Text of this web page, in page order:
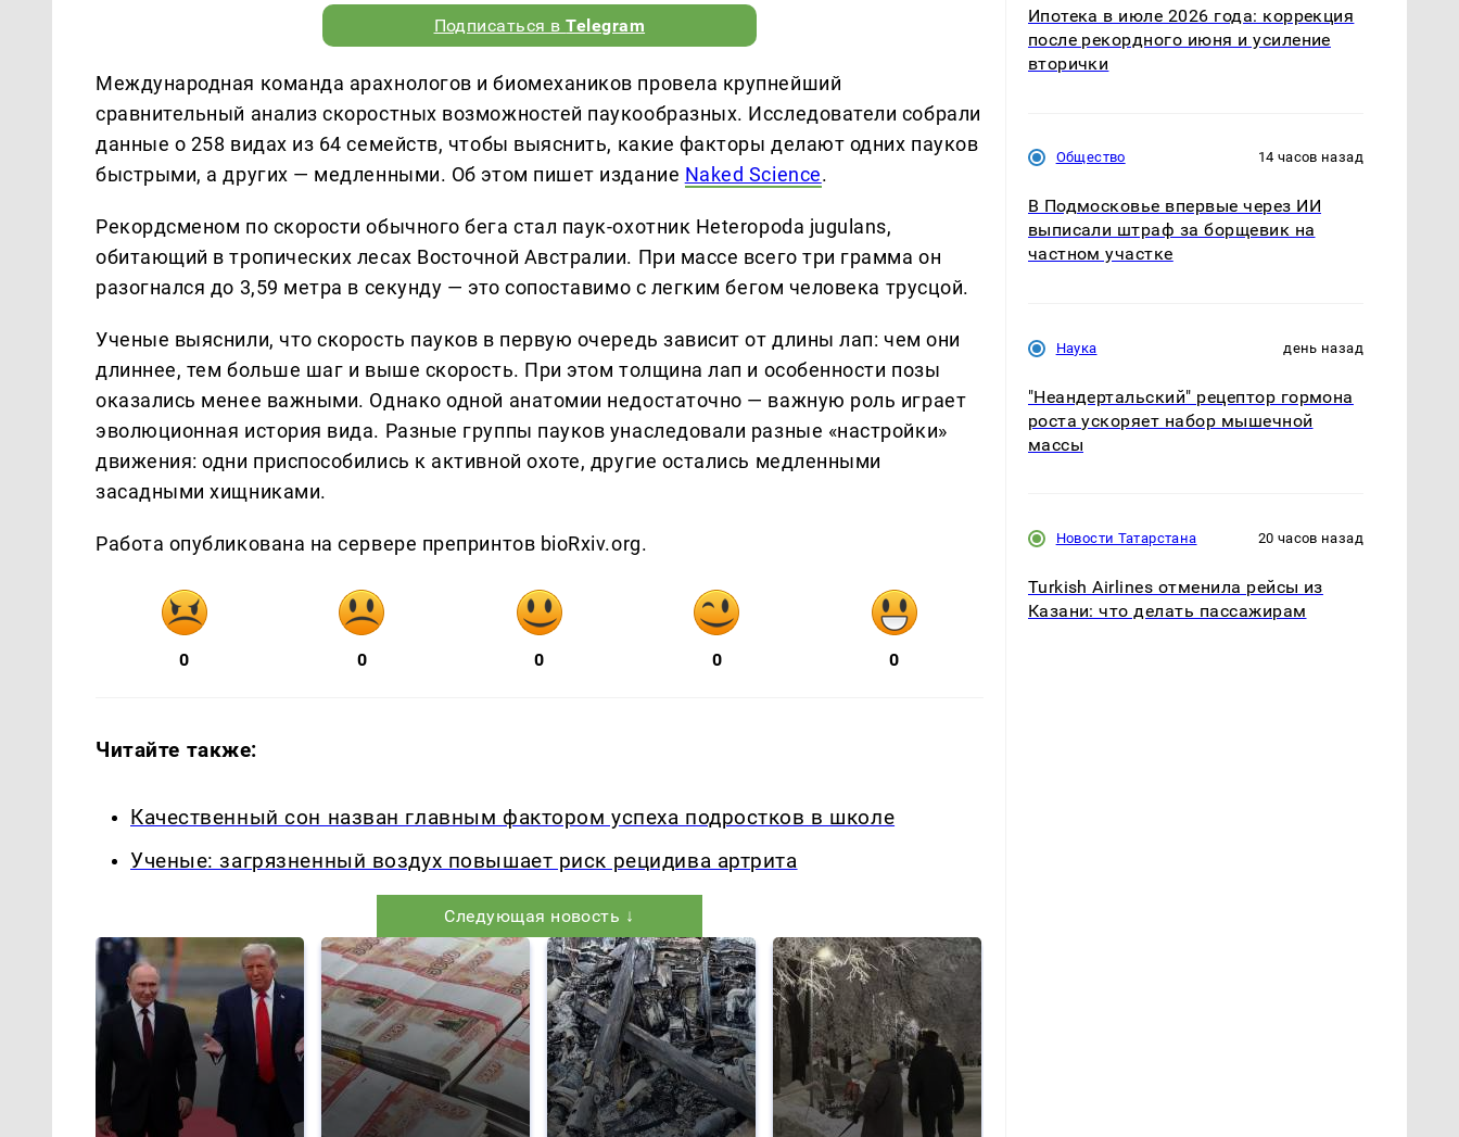
Подписаться вTelegram
Международная команда арахнологов и биомехаников провела крупнейший
сравнительный анализ скоростных возможностей паукообразных. Исследователи собрали
данные о 258 видах из 64 семейств, чтобы выяснить, какие факторы делают одних пауков
быстрыми, а других — медленными. Об этом пишет издание Naked Science.
Рекордсменом по скорости обычного бега стал паук-охотник Heteropoda jugulans,
обитающий в тропических лесах Восточной Австралии. При массе всего три грамма он
разогнался до 3,59 метра в секунду — это сопоставимо с легким бегом человека трусцой.
Ученые выяснили, что скорость пауков в первую очередь зависит от длины лап: чем они
длиннее, тем больше шаг и выше скорость. При этом толщина лап и особенности позы
оказались менее важными. Однако одной анатомии недостаточно — важную роль играет
эволюционная история вида. Разные группы пауков унаследовали разные «настройки»
движения: одни приспособились к активной охоте, другие остались медленными
засадными хищниками.
Работа опубликована на сервере препринтов bioRxiv.org.
0 0 0 0 0
Читайте также:
Качественный сон назван главным фактором успеха подростков в школе
Ученые: загрязненный воздух повышает риск рецидива артрита
Следующая новость ↓
Ипотека в июле 2026 года: коррекция
после рекордного июня и усиление
вторички
Общество 14 часов назад
В Подмосковье впервые через ИИ
выписали штраф за борщевик на
частном участке
Наука день назад
"Неандертальский" рецептор гормона
роста ускоряет набор мышечной
массы
Новости Татарстана 20 часов назад
Turkish Airlines отменила рейсы из
Казани: что делать пассажирам